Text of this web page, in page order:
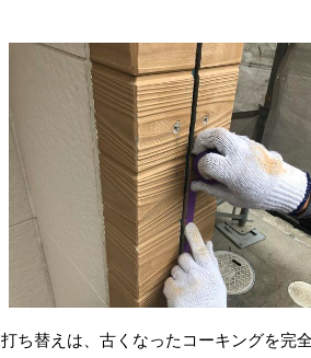
打ち替えは、古くなったコーキングを完